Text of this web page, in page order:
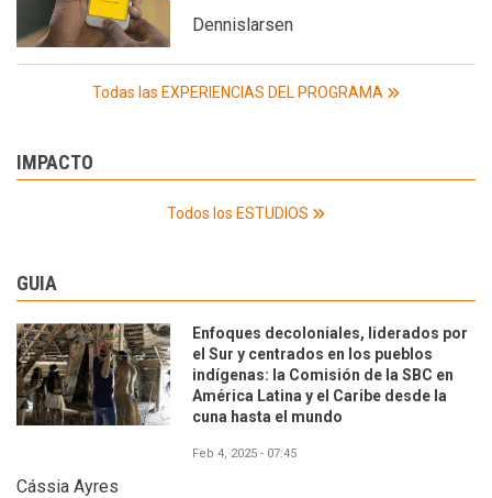
Dennislarsen
Todas las EXPERIENCIAS DEL PROGRAMA
IMPACTO
Todos los ESTUDIOS
GUIA
Enfoques decoloniales, liderados por
el Sur y centrados en los pueblos
indígenas: la Comisión de la SBC en
América Latina y el Caribe desde la
cuna hasta el mundo
Feb 4, 2025 - 07:45
Cássia Ayres